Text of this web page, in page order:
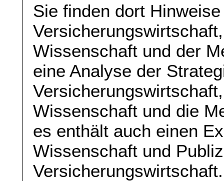
Sie finden dort
Wissenschaft und der
eine Analyse der
Wissenschaft und die
es enthält auch einen
Wissenschaft und
Versicherungswirtschaft.